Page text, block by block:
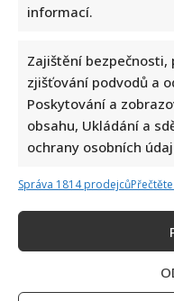
informací.
Zajištění bezpečnosti,
zjišťování podvodů a
Poskytování a
obsahu, Ukládání a
ochrany osobních
Správa 1814 prodejců
Retro kvíz o
budou pamatovat 10/10